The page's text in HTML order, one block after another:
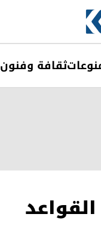
ثقافة وفنون